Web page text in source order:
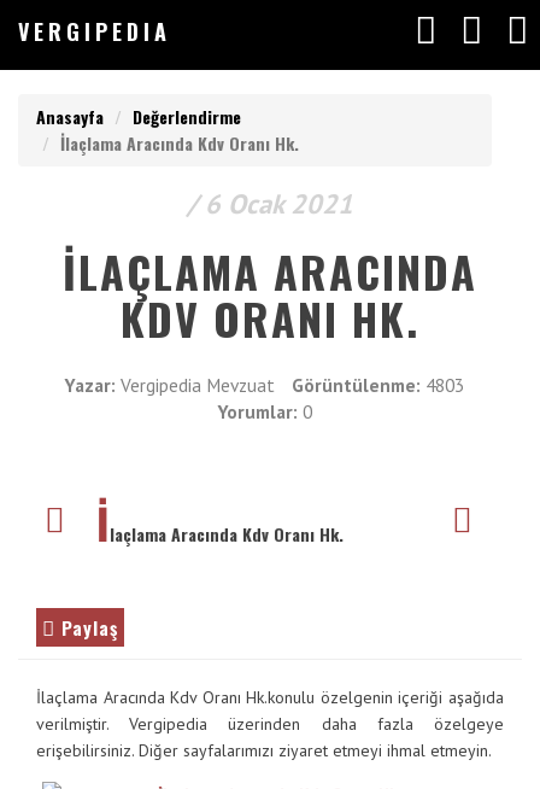
VERGIPEDIA
Anasayfa
Değerlendirme
İlaçlama Aracında Kdv Oranı Hk.
/ 6 Ocak 2021
İLAÇLAMA ARACINDA
KDV ORANI HK.
Yazar: Vergipedia Mevzuat Görüntülenme: 4803
Yorumlar: 0
İlaçlama Aracında Kdv Oranı Hk.
Paylaş
İlaçlama Aracında Kdv Oranı Hk.konulu özelgenin içeriği aşağıda
verilmiştir. Vergipedia üzerinden daha fazla özelgeye
erişebilirsiniz. Diğer sayfalarımızı ziyaret etmeyi ihmal etmeyin.
VERGIPEDIA
Anasayfa
Yazılar
Makaleler
Değerlendirmeler
Vergimedia
ERGIPEDIA
KELİMEYİ
KELİMEYİ
TUŞUNA
BASIN
BÜYÜTEÇE
DOKUNUN